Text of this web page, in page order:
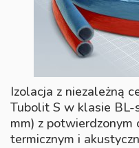
Izolacja z niezależną
Tubolit S w klasie
mm) z potwierdzonym
termicznym i